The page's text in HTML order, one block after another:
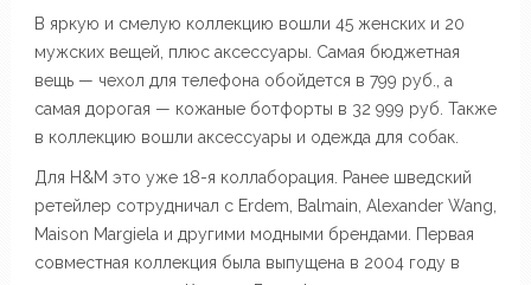
В яркую и смелую коллекцию вошли 45 женских и 20
мужских вещей, плюс аксессуары. Самая бюджетная
вещь — чехол для телефона обойдется в 799 руб., а
самая дорогая — кожаные ботфорты в 32 999 руб. Также
в коллекцию вошли аксессуары и одежда для собак.
Для H&M это уже 18-я коллаборация. Ранее шведский
ретейлер сотрудничал с Erdem, Balmain, Alexander Wang,
Maison Margiela и другими модными брендами. Первая
совместная коллекция была выпущена в 2004 году в